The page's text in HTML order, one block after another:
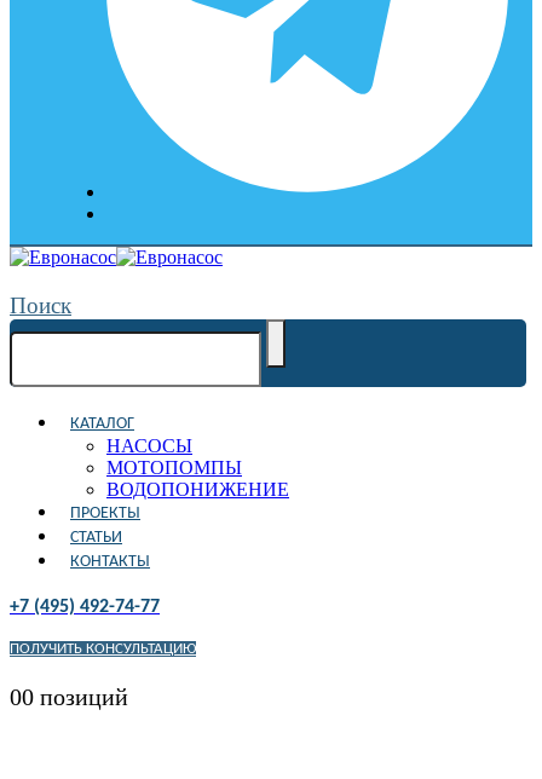
Поиск
КАТАЛОГ
НАСОСЫ
МОТОПОМПЫ
ВОДОПОНИЖЕНИЕ
ПРОЕКТЫ
СТАТЬИ
КОНТАКТЫ
+7 (495) 492-74-77
ПОЛУЧИТЬ КОНСУЛЬТАЦИЮ
00 позиций